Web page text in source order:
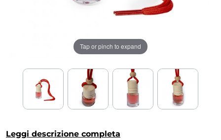
Tap or pinch to expand
Leggi descrizione completa